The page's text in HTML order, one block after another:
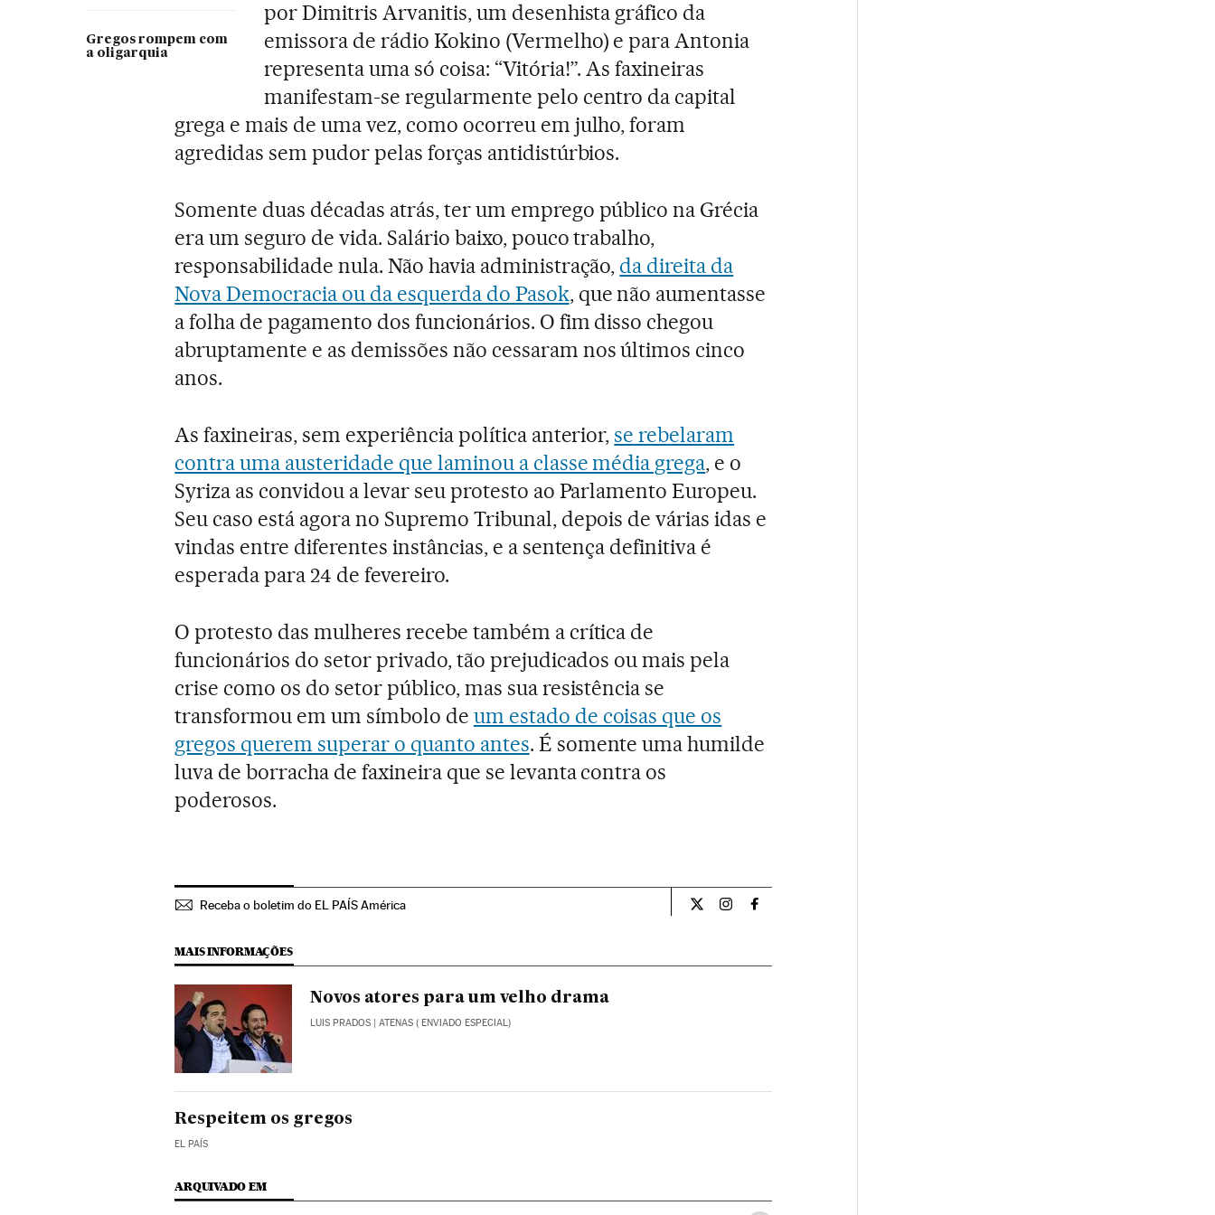
Gregos rompem com
a oligarquia
por Dimitris Arvanitis, um desenhista gráfico da
emissora de rádio Kokino (Vermelho) e para Antonia
representa uma só coisa: “Vitória!”. As faxineiras
manifestam-se regularmente pelo centro da capital
grega e mais de uma vez, como ocorreu em julho, foram
agredidas sem pudor pelas forças antidistúrbios.
Somente duas décadas atrás, ter um emprego público na Grécia
era um seguro de vida. Salário baixo, pouco trabalho,
responsabilidade nula. Não havia administração, da direita da
Nova Democracia ou da esquerda do Pasok, que não aumentasse
a folha de pagamento dos funcionários. O fim disso chegou
abruptamente e as demissões não cessaram nos últimos cinco
anos.
As faxineiras, sem experiência política anterior,se rebelaram
contra uma austeridade que laminou a classe média grega, e o
Syriza as convidou a levar seu protesto ao Parlamento Europeu.
Seu caso está agora no Supremo Tribunal, depois de várias idas e
vindas entre diferentes instâncias, e a sentença definitiva é
esperada para 24 de fevereiro.
O protesto das mulheres recebe também a crítica de
funcionários do setor privado, tão prejudicados ou mais pela
crise como os do setor público, mas sua resistência se
transformou em um símbolo de um estado de coisas que os
gregos querem superar o quanto antes. É somente uma humilde
luva de borracha de faxineira que se levanta contra os
poderosos.
Receba o boletim do EL PAÍS América Internacional El País Brasil en Twitter
Internacional El País Brasil en Instagram
Internacional El País Brasil en Facebook
MAIS INFORMAÇÕES
Novos atores para um velho drama
LUIS PRADOS | ATENAS ( ENVIADO ESPECIAL)
Respeitem os gregos
EL PAÍS
ARQUIVADO EM